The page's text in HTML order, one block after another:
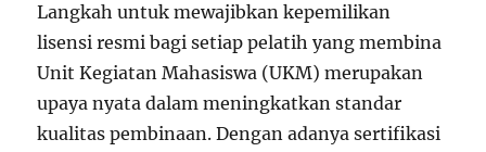
Langkah untuk mewajibkan kepemilikan
lisensi resmi bagi setiap pelatih yang membina
Unit Kegiatan Mahasiswa (UKM) merupakan
upaya nyata dalam meningkatkan standar
kualitas pembinaan. Dengan adanya sertifikasi